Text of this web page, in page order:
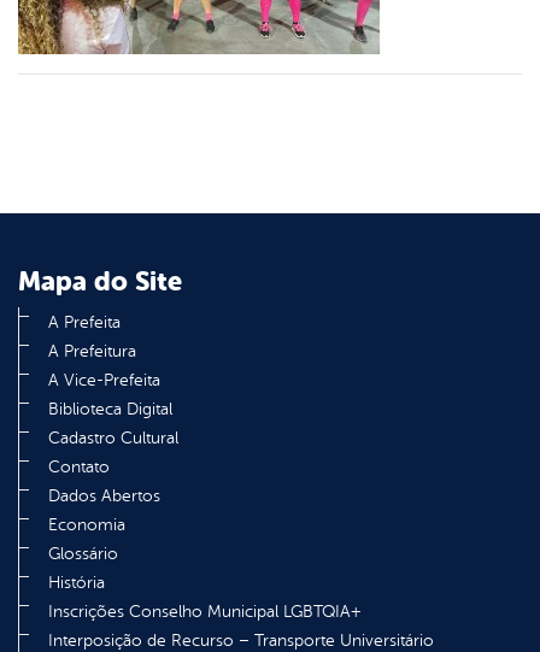
Mapa do Site
A Prefeita
A Prefeitura
A Vice-Prefeita
Biblioteca Digital
Cadastro Cultural
Contato
Dados Abertos
Economia
Glossário
História
Inscrições Conselho Municipal LGBTQIA+
Interposição de Recurso – Transporte Universitário